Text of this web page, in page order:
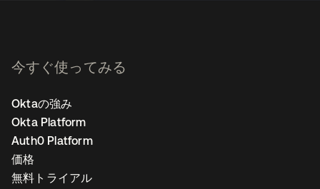
今すぐ使ってみる
Oktaの強み
Okta Platform
Auth0 Platform
価格
無料トライアル